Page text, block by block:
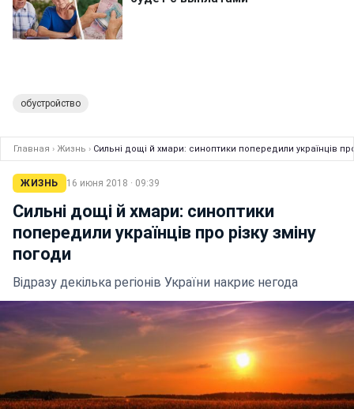
обустройство
Главная › Жизнь › Сильні дощі й хмари: синоптики попередили українців
ЖИЗНЬ 16 июня 2018 · 09:39
Сильні дощі й хмари: синоптики
попередили українців про різку зміну
погоди
Відразу декілька регіонів України накриє негода